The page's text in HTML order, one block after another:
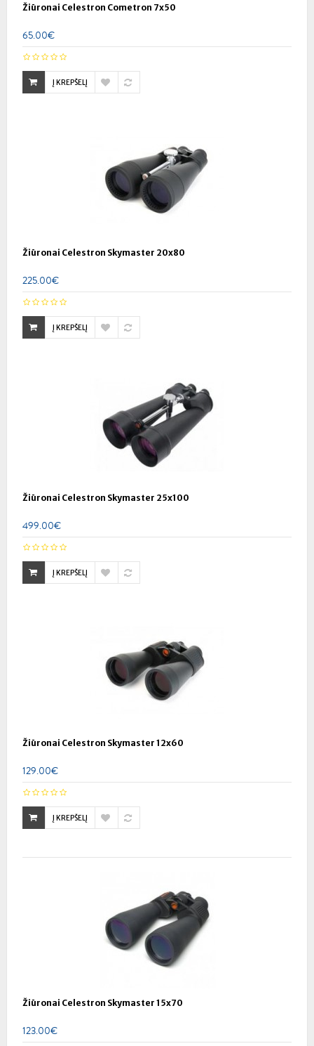
Žiūronai Celestron Cometron 7x50
65.00€
Į KREPŠELĮ
Žiūronai Celestron Skymaster 20x80
225.00€
Į KREPŠELĮ
Žiūronai Celestron Skymaster 25x100
499.00€
Į KREPŠELĮ
Žiūronai Celestron Skymaster 12x60
129.00€
Į KREPŠELĮ
Žiūronai Celestron Skymaster 15x70
123.00€